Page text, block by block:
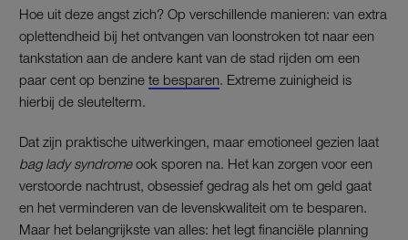
Hoe uit deze angst zich? Op verschillende manieren: van extra
oplettendheid bij het ontvangen van loonstroken tot naar een
tankstation aan de andere kant van de stad rijden om een
paar cent op benzine te besparen . Extreme zuinigheid is
hierbij de sleutelterm.
Dat zijn praktische uitwerkingen, maar emotioneel gezien laat
bag lady syndromeook sporen na. Het kan zorgen voor een
verstoorde nachtrust, obsessief gedrag als het om geld gaat
en het verminderen van de levenskwaliteit om te besparen.
Maar het belangrijkste van alles: het legt financiële planning